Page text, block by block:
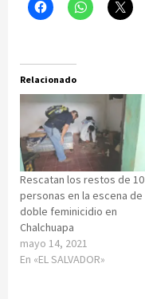
Relacionado
Rescatan los restos de 10
personas en la escena de
doble feminicidio en
Chalchuapa
mayo 14, 2021
En «EL SALVADOR»